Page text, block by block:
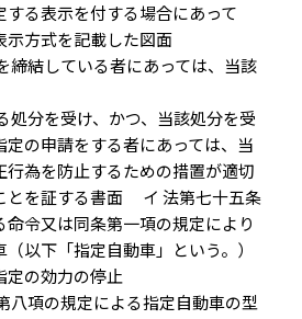
る表示を付する場合にあって
示方式を記載した図面
締結している者にあっては、当該
処分を受け、かつ、当該処分を受
定の申請をする者にあっては、当
行為を防止するための措置が適切
とを証する書面 イ 法第七十五条
令又は同条第一項の規定により
以下「指定自動車」という。）
定の効力の停止
八項の規定による指定自動車の型